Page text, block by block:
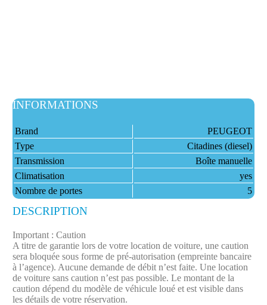
INFORMATIONS
Brand
PEUGEOT
Type
Citadines (diesel)
Transmission
Boîte manuelle
Climatisation
yes
Nombre de portes
5
DESCRIPTION
Important : Caution
A titre de garantie lors de votre location de voiture, une caution
sera bloquée sous forme de pré-autorisation (empreinte bancaire
à l’agence). Aucune demande de débit n’est faite.​ Une location
de voiture sans caution n’est pas possible. Le montant de la
caution dépend du modèle de véhicule loué et est visible dans
les détails de votre réservation.